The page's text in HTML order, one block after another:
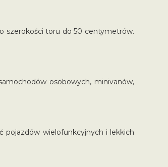
szerokości toru do 50 centymetrów.
osobowych, minivanów,
pojazdów wielofunkcyjnych i lekkich